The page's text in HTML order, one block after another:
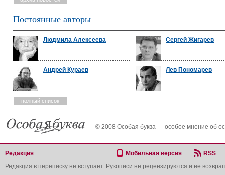
Постоянные авторы
Людмила Алексеева Сергей Жигарев
Андрей Кураев Лев Пономарев
полный список
© 2008 Особая буква — особое мнение об
Редакция Мобильная версия
RSS
Редакция в переписку не вступает. Рукописи не рецензируются и не